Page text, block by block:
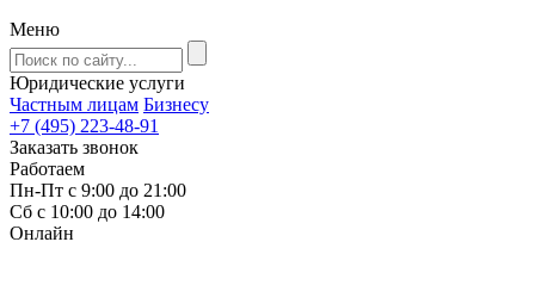
Меню
Юридические услуги
Частным лицам Бизнесу
+7 (495) 223-48-91
Заказать звонок
Работаем
Пн-Пт с 9:00 до 21:00
Сб с 10:00 до 14:00
Онлайн